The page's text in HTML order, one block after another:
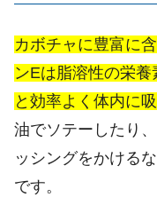
カボチャに豊富に
ンEは脂溶性の栄
と効率よく体内に
油でソテーしたり
ッシングをかける
です。